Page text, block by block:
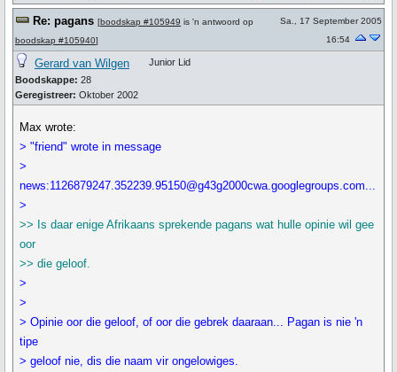
Re: pagans [boodskap #105949 is 'n antwoord op
boodskap #105940]
Sa., 17 September 2005
16:54
Gerard van Wilgen
Boodskappe: 28
Geregistreer: Oktober 2002
Junior Lid
Max wrote:
> "friend" wrote in message
>
news:1126879247.352239.95150@g43g2000cwa.googlegroups.com...
>
>> Is daar enige Afrikaans sprekende pagans wat hulle opinie wil gee
oor
>> die geloof.
>
>
> Opinie oor die geloof, of oor die gebrek daaraan... Pagan is nie 'n
tipe
> geloof nie, dis die naam vir ongelowiges.